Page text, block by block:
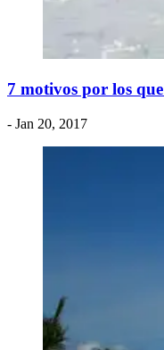
7 motivos por los
- Jan 20, 2017